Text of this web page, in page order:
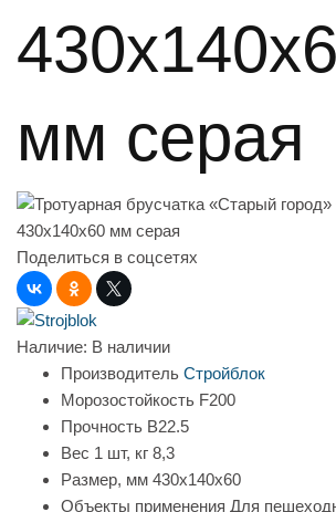
мм серая
Поделиться в соцсетях
Наличие: В наличии
Производитель Стройблок
Морозостойкость F200
Прочность B22.5
Вес 1 шт, кг 8,3
Размер, мм 430x140x60
Объекты применения Для